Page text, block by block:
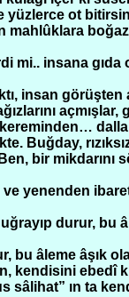
yüzlerce ot
mahlûklara
mi.. insana gıda
insan görüşten
açmışlar,
kereminden…
Buğday,
bir mikdarını
yenenden
durur, bu
bu âleme âşık
kendisini ebedî
sâlihat” ın ta